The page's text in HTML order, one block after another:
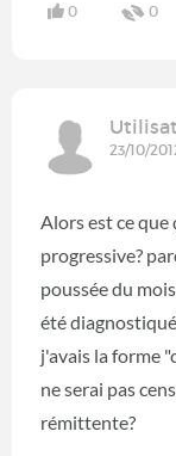
0 0
23/10/
Alors est ce
progressive?
poussée du
été
j'avais la forme
ne serai pas
rémittente?